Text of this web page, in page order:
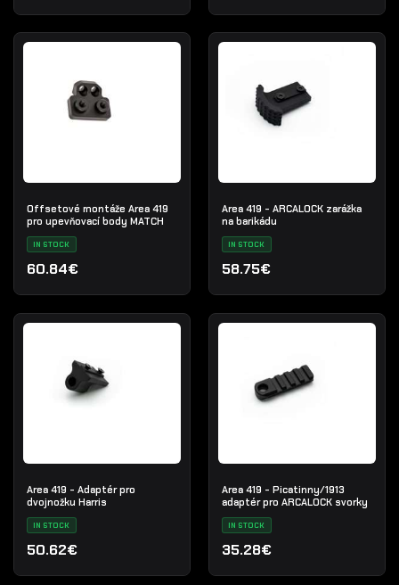
Offsetové montáže Area 419
pro upevňovací body MATCH
IN STOCK
60.84€
Area 419 - ARCALOCK zarážka
na barikádu
IN STOCK
58.75€
Area 419 - Adaptér pro
dvojnožku Harris
IN STOCK
50.62€
Area 419 - Picatinny/1913
adaptér pro ARCALOCK svorky
IN STOCK
35.28€